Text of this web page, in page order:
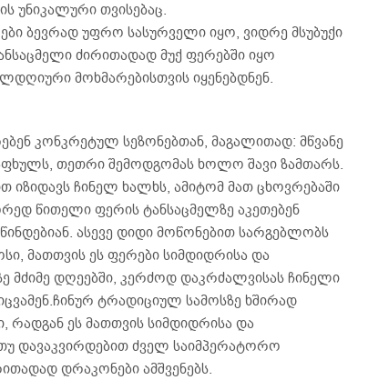
უნიკალური თვისებაც.
ბევრად უფრო სასურველი იყო, ვიდრე მსუბუქი
ძირითადად მუქ ფერებში იყო
მოხმარებისთვის იყენებდნენ.
კონკრეტულ სეზონებთან, მაგალითად: მწვანე
თეთრი შემოდგომას ხოლო შავი ზამთარს.
იზიდავს ჩინელ ხალხს, ამიტომ მათ ცხოვრებაში
წითელი ფერის ტანსაცმელზე აკეთებენ
ასევე დიდი მოწონებით სარგებლობს
მათთვის ეს ფერები სიმდიდრისა და
მძიმე დღეებში, კერძოდ დაკრძალვისას ჩინელი
ტრადიციულ სამოსზე ხშირად
რადგან ეს მათთვის სიმდიდრისა და
დავაკვირდებით ძველ საიმპერატორო
დრაკონები ამშვენებს.